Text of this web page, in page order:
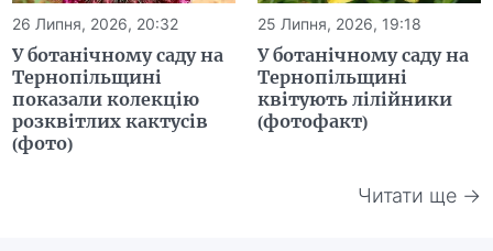
26 Липня, 2026, 20:32
У ботанічному саду на
Тернопільщині
показали колекцію
розквітлих кактусів
(фото)
25 Липня, 2026, 19:18
У ботанічному саду на
Тернопільщині
квітують лілійники
(фотофакт)
Читати ще →